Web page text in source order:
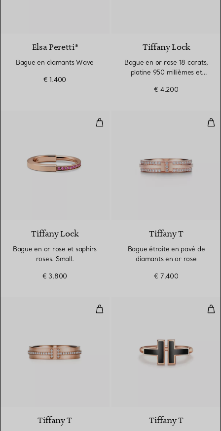
Elsa Peretti®
Bague en diamants Wave
€ 1.400
Tiffany Lock
Bague en or rose 18 carats,
platine 950 millièmes et
€ 4.200
Bague en or rose et saphirs
Tiffany Lock
Bague en or rose et saphirs
roses. Small.
€ 3.800
Tiffany T
Bague étroite en pavé de
diamants en or rose
€ 7.400
Bague en diamants étroite en or
Tiffany T Tiffany T